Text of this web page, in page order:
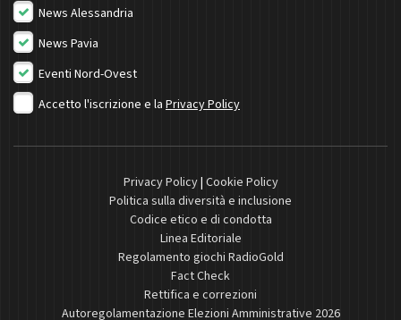
News Alessandria
News Pavia
Eventi Nord-Ovest
Accetto l'iscrizione e la Privacy Policy
Privacy Policy| Cookie Policy
Politica sulla diversità e inclusione
Codice etico e di condotta
Linea Editoriale
Regolamento giochi RadioGold
Fact Check
Rettifica e correzioni
Autoregolamentazione Elezioni Amministrative 2026